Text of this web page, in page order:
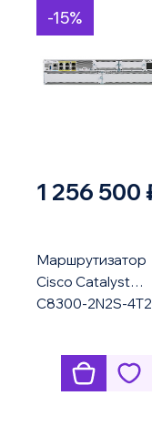
-15%
1 256 500
Маршрутизатор
Cisco Catalyst
C8300-2N2S-